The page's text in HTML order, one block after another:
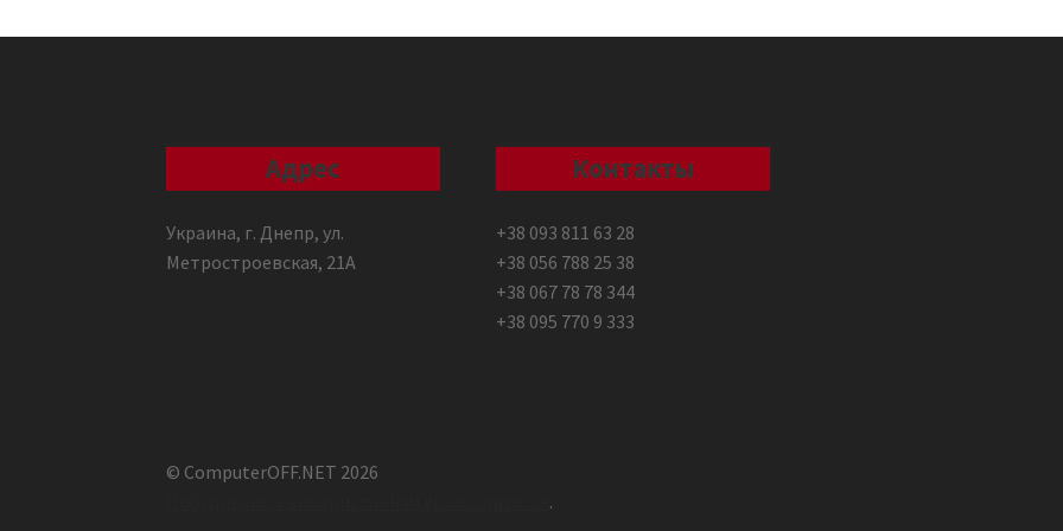
Адрес
Украина, г. Днепр, ул.
Метростроевская, 21А
Контакты
+38 093 811 63 28
+38 056 788 25 38
+38 067 78 78 344
+38 095 770 9 333
© ComputerOFF.NET 2026
.